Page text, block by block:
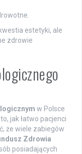
estetyki, ale
zdrowie
w Polsce
jak łatwo pacjenci
że wiele zabiegów
Zdrowia
posiadających